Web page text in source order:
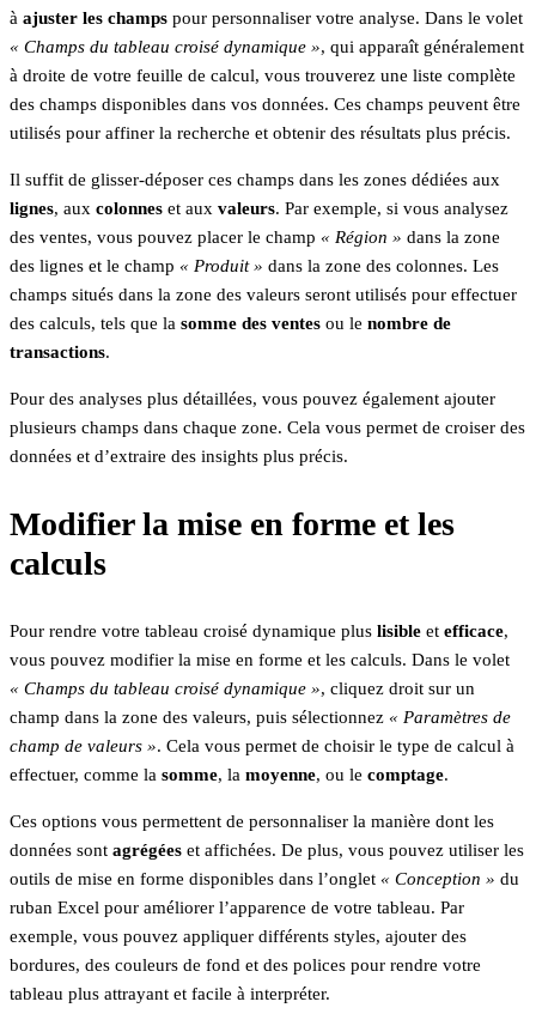
à ajuster les champs pour personnaliser votre analyse. Dans le volet
« Champs du tableau croisé dynamique », qui apparaît généralement
à droite de votre feuille de calcul, vous trouverez une liste complète
des champs disponibles dans vos données. Ces champs peuvent être
utilisés pour affiner la recherche et obtenir des résultats plus précis.
Il suffit de glisser-déposer ces champs dans les zones dédiées aux
lignes, aux colonnes et aux valeurs. Par exemple, si vous analysez
des ventes, vous pouvez placer le champ « Région » dans la zone
des lignes et le champ « Produit » dans la zone des colonnes. Les
champs situés dans la zone des valeurs seront utilisés pour effectuer
des calculs, tels que la somme des ventes ou le nombre de
transactions.
Pour des analyses plus détaillées, vous pouvez également ajouter
plusieurs champs dans chaque zone. Cela vous permet de croiser des
données et d’extraire des insights plus précis.
Modifier la mise en forme et les
calculs
Pour rendre votre tableau croisé dynamique plus lisible et efficace,
vous pouvez modifier la mise en forme et les calculs. Dans le volet
« Champs du tableau croisé dynamique », cliquez droit sur un
champ dans la zone des valeurs, puis sélectionnez « Paramètres de
champ de valeurs ». Cela vous permet de choisir le type de calcul à
effectuer, comme la somme, la moyenne, ou le comptage.
Ces options vous permettent de personnaliser la manière dont les
données sont agrégées et affichées. De plus, vous pouvez utiliser les
outils de mise en forme disponibles dans l’onglet « Conception » du
ruban Excel pour améliorer l’apparence de votre tableau. Par
exemple, vous pouvez appliquer différents styles, ajouter des
bordures, des couleurs de fond et des polices pour rendre votre
tableau plus attrayant et facile à interpréter.